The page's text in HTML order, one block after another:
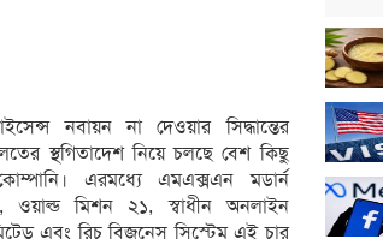
নবায়ন না দেওয়ার সিদ্ধান্তের
স্থগিতাদেশ নিয়ে চলছে বেশ কিছু
এরমধ্যে এমএক্সএন মডার্ন
ওয়াল্ড মিশন ২১, স্বাধীন অনলাইন
এবং রিচ বিজনেস সিস্টেম এই চার